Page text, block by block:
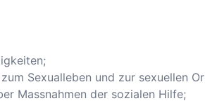
Sexualleben und zur sexuellen
Massnahmen der sozialen Hilfe;